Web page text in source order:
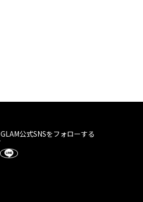
GLAM公式SNSをフォローする